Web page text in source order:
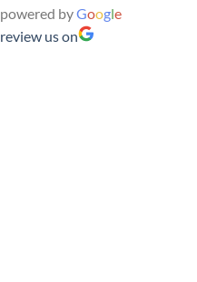
powered byGoogle
review us on